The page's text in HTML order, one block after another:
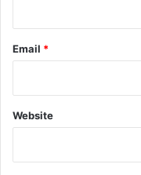
Email *
Website